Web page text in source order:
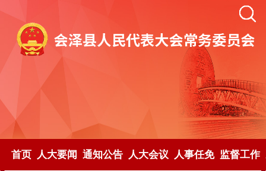
首页 人大要闻 通知公告 人大会议 人事任免 监督工作